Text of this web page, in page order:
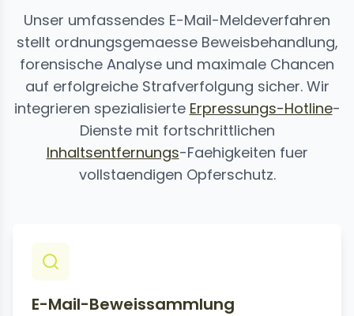
Unser umfassendes E-Mail-Meldeverfahren
stellt ordnungsgemaesse Beweisbehandlung,
forensische Analyse und maximale Chancen
auf erfolgreiche Strafverfolgung sicher. Wir
integrieren spezialisierte Erpressungs-Hotline-
Dienste mit fortschrittlichen
Inhaltsentfernungs-Faehigkeiten fuer
vollstaendigen Opferschutz.
E-Mail-Beweissammlung